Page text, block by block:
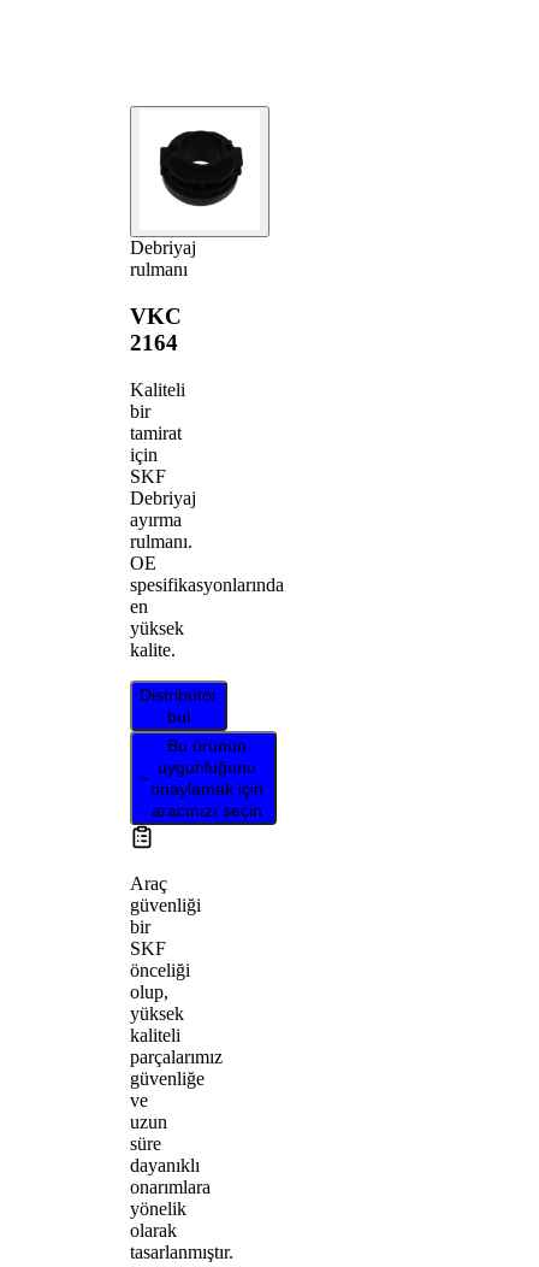
Debriyaj
rulmanı
VKC
2164
Kaliteli
bir
tamirat
için
SKF
Debriyaj
ayırma
rulmanı.
OE
spesifikasyonlarında
en
yüksek
kalite.
Distribütör
bul
Bu ürünün
uygunluğunu
onaylamak için
aracınızı seçin
Araç
güvenliği
bir
SKF
önceliği
olup,
yüksek
kaliteli
parçalarımız
güvenliğe
ve
uzun
süre
dayanıklı
onarımlara
yönelik
olarak
tasarlanmıştır.